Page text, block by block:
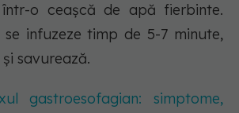
o ceașcă de apă fierbinte.
se infuzeze timp de 5-7 minute,
savurează.
gastroesofagian: simptome,